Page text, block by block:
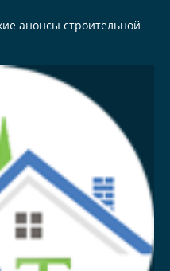
анонсы строительной